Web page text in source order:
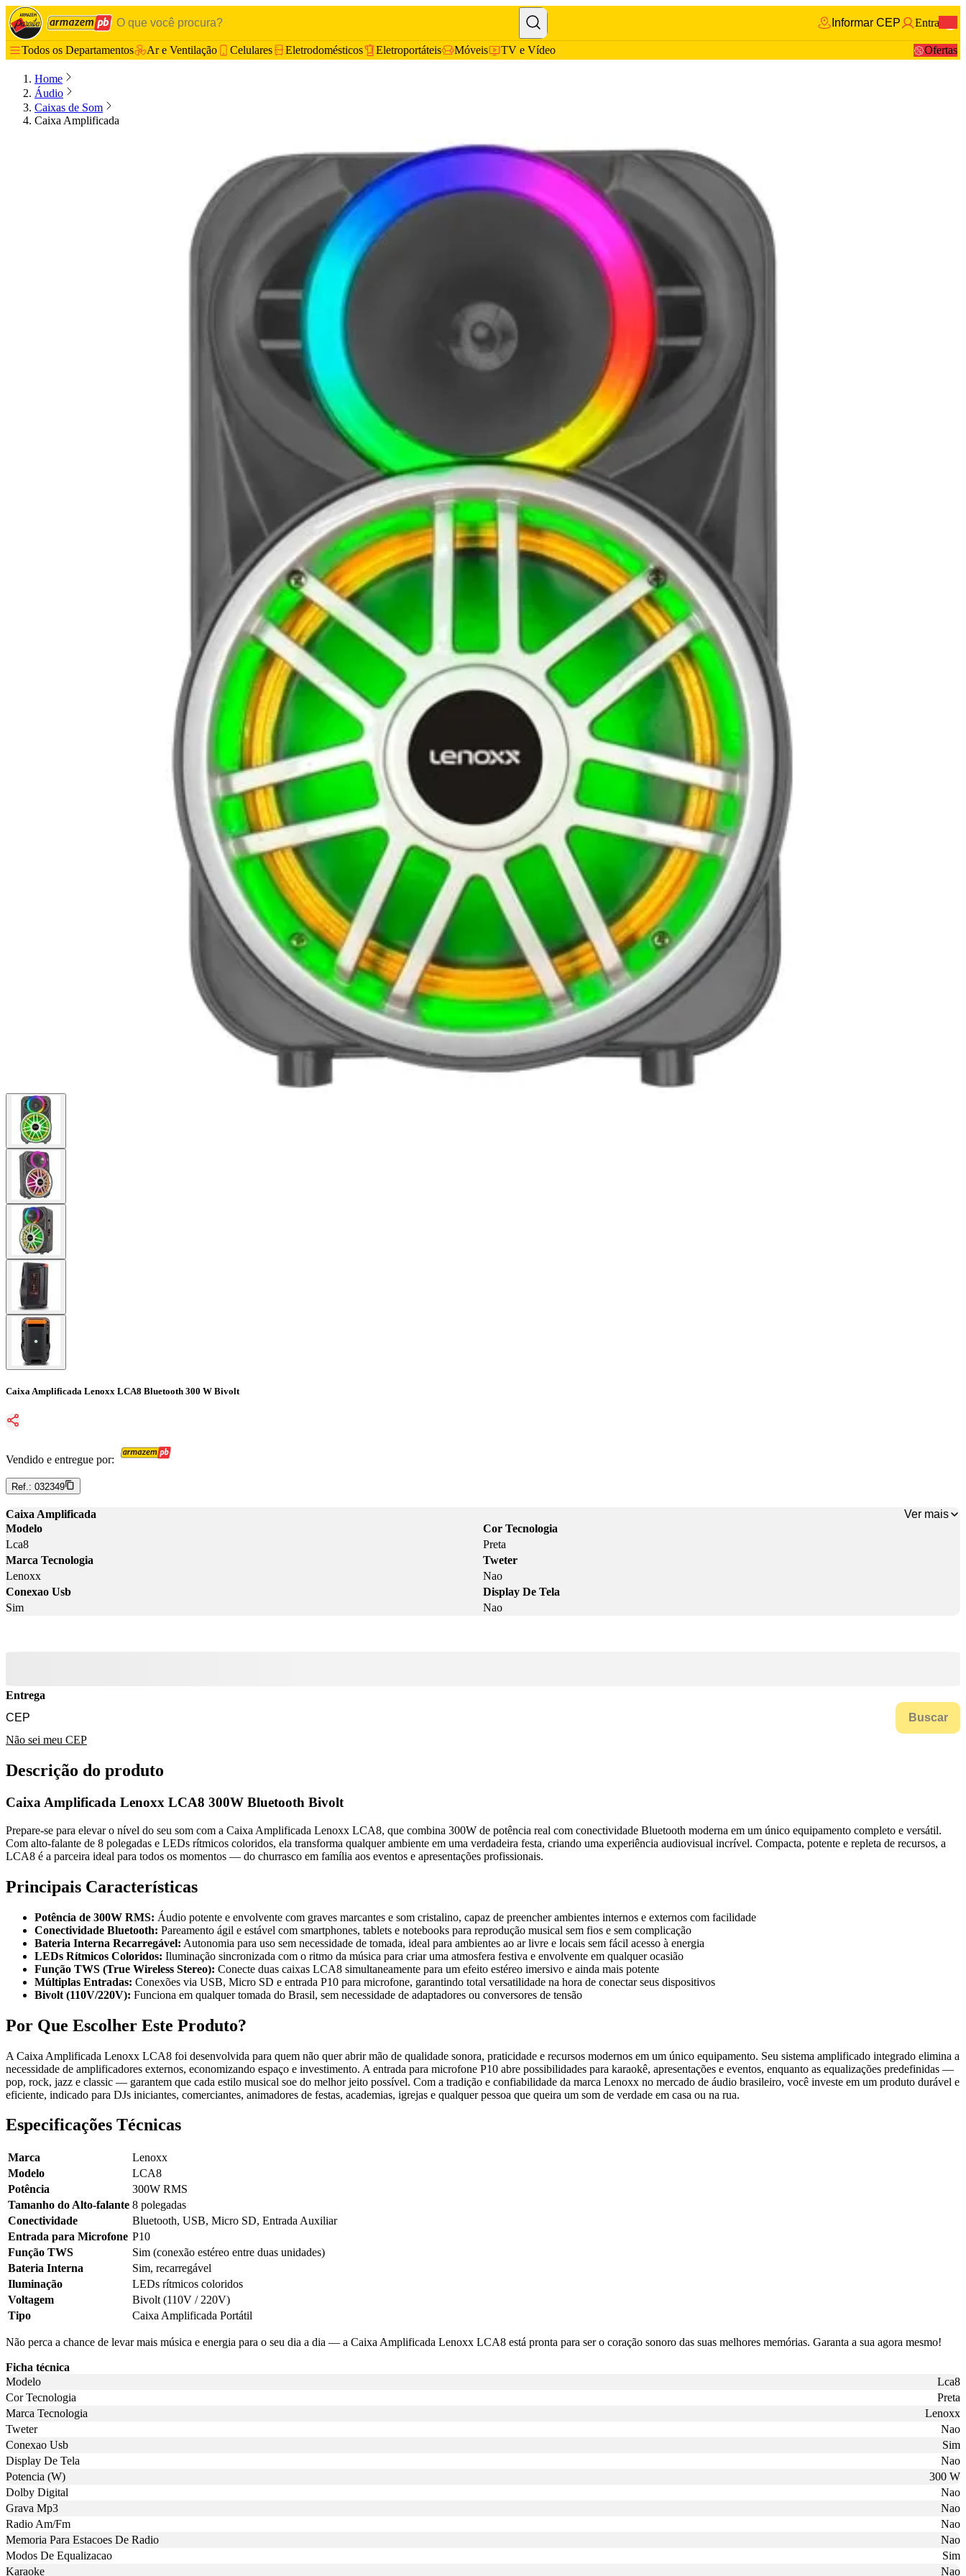
Informar CEP Entrar
Todos os Departamentos Ar e Ventilação Celulares Eletrodomésticos Eletroportáteis Móveis TV e Vídeo Ofertas
Home
Áudio
Caixas de Som
Caixa Amplificada
Caixa Amplificada Lenoxx LCA8 Bluetooth 300 W Bivolt
Vendido e entregue por:
Ref.: 032349
Caixa Amplificada
Ver mais
Modelo
Lca8
Cor Tecnologia
Preta
Marca Tecnologia
Lenoxx
Tweter
Nao
Conexao Usb
Sim
Display De Tela
Nao
Entrega
Buscar
Não sei meu CEP
Descrição do produto
Caixa Amplificada Lenoxx LCA8 300W Bluetooth Bivolt
Prepare-se para elevar o nível do seu som com a Caixa Amplificada Lenoxx LCA8, que combina 300W de potência real com conectividade Bluetooth moderna em um único equipamento completo e versátil.
Com alto-falante de 8 polegadas e LEDs rítmicos coloridos, ela transforma qualquer ambiente em uma verdadeira festa, criando uma experiência audiovisual incrível. Compacta, potente e repleta de recursos, a
LCA8 é a parceira ideal para todos os momentos — do churrasco em família aos eventos e apresentações profissionais.
Principais Características
Potência de 300W RMS: Áudio potente e envolvente com graves marcantes e som cristalino, capaz de preencher ambientes internos e externos com facilidade
Conectividade Bluetooth: Pareamento ágil e estável com smartphones, tablets e notebooks para reprodução musical sem fios e sem complicação
Bateria Interna Recarregável: Autonomia para uso sem necessidade de tomada, ideal para ambientes ao ar livre e locais sem fácil acesso à energia
LEDs Rítmicos Coloridos: Iluminação sincronizada com o ritmo da música para criar uma atmosfera festiva e envolvente em qualquer ocasião
Função TWS (True Wireless Stereo): Conecte duas caixas LCA8 simultaneamente para um efeito estéreo imersivo e ainda mais potente
Múltiplas Entradas: Conexões via USB, Micro SD e entrada P10 para microfone, garantindo total versatilidade na hora de conectar seus dispositivos
Bivolt (110V/220V): Funciona em qualquer tomada do Brasil, sem necessidade de adaptadores ou conversores de tensão
Por Que Escolher Este Produto?
A Caixa Amplificada Lenoxx LCA8 foi desenvolvida para quem não quer abrir mão de qualidade sonora, praticidade e recursos modernos em um único equipamento. Seu sistema amplificado integrado elimina a
necessidade de amplificadores externos, economizando espaço e investimento. A entrada para microfone P10 abre possibilidades para karaokê, apresentações e eventos, enquanto as equalizações predefinidas —
pop, rock, jazz e classic — garantem que cada estilo musical soe do melhor jeito possível. Com a tradição e confiabilidade da marca Lenoxx no mercado de áudio brasileiro, você investe em um produto durável e
eficiente, indicado para DJs iniciantes, comerciantes, animadores de festas, academias, igrejas e qualquer pessoa que queira um som de verdade em casa ou na rua.
Especificações Técnicas
Marca
Lenoxx
Modelo
LCA8
Potência
300W RMS
Tamanho do Alto-falante 8 polegadas
Conectividade
Bluetooth, USB, Micro SD, Entrada Auxiliar
Entrada para Microfone P10
Função TWS
Sim (conexão estéreo entre duas unidades)
Bateria Interna
Sim, recarregável
Iluminação
LEDs rítmicos coloridos
Voltagem
Bivolt (110V / 220V)
Tipo
Caixa Amplificada Portátil
Não perca a chance de levar mais música e energia para o seu dia a dia — a Caixa Amplificada Lenoxx LCA8 está pronta para ser o coração sonoro das suas melhores memórias. Garanta a sua agora mesmo!
Ficha técnica
Modelo
Lca8
Cor Tecnologia
Preta
Marca Tecnologia
Lenoxx
Tweter
Nao
Conexao Usb
Sim
Display De Tela
Nao
Potencia (W)
300 W
Dolby Digital
Nao
Grava Mp3
Nao
Radio Am/Fm
Nao
Memoria Para Estacoes De Radio
Nao
Modos De Equalizacao
Sim
Karaoke
Nao